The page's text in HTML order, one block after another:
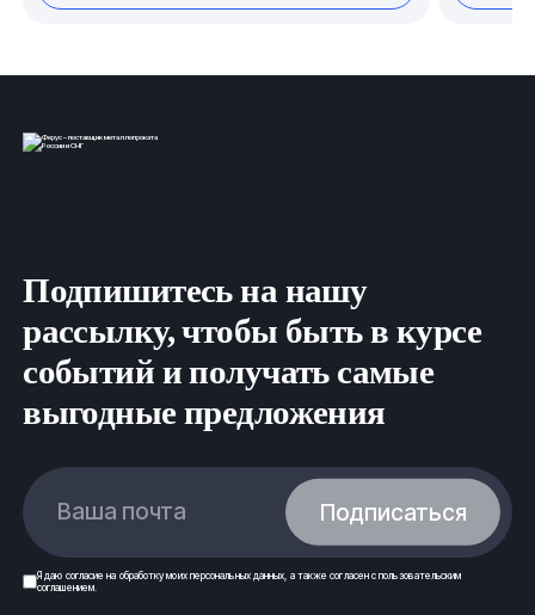
Подпишитесь на нашу
рассылку, чтобы быть в курсе
событий и получать самые
выгодные предложения
Ваша почта Подписаться
Я даю согласие на обработку моих персональных данных , а также согласен спользовательским
соглашением.